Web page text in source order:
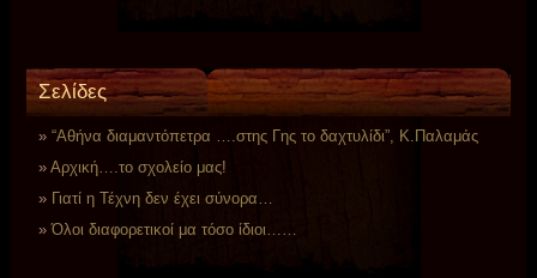
Σελίδες
“Αθήνα διαμαντόπετρα ….στης Γης το δαχτυλίδι”, Κ.Παλαμάς
Αρχική….το σχολείο μας!
Γιατί η Τέχνη δεν έχει σύνορα…
Όλοι διαφορετικοί μα τόσο ίδιοι……